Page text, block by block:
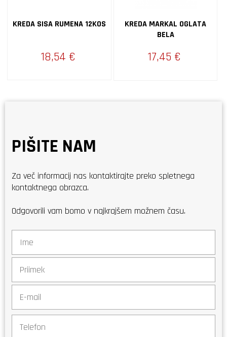
KREDA SISA RUMENA 12KOS
18,54 €
KREDA MARKAL OGLATA
BELA
17,45 €
PIŠITE NAM
Za več informacij nas kontaktirajte preko spletnega
kontaktnega obrazca.
Odgovorili vam bomo v najkrajšem možnem času.